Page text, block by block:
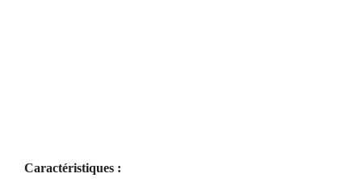
Caractéristiques :